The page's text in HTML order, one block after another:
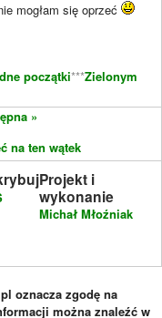
mogłam się oprzeć
początki***Zielonym
»
na ten wątek
Projekt i
wykonanie
Michał Młoźniak
oznacza zgodę na
można znaleźć w